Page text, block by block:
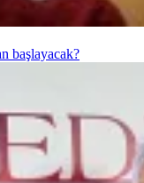
başlayacak?